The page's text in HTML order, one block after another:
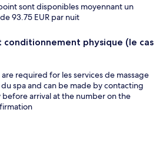
sont disponibles moyennant un
93.75 EUR par nuit
conditionnement physique (le cas
are required for les services de massage
du spa and can be made by contacting
arrival at the number on the